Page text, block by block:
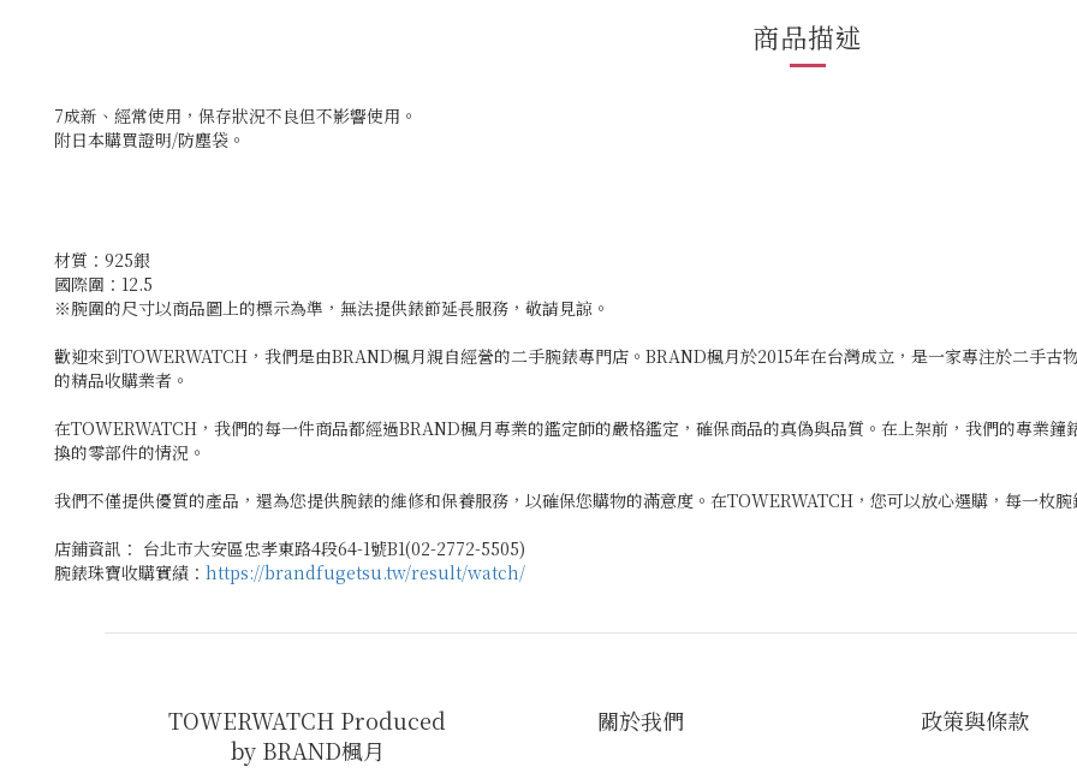
商品描述
7成新、經常使用，保存狀況不良但不影響使用。
附日本購買證明/防塵袋。
材質：925銀
國際圍：12.5
※腕圍的尺寸以商品圖上的標示為準，無法提供錶節延長服務，敬請見諒。
歡迎來到TOWERWATCH，我們是由BRAND楓月親自經營的二手腕錶專門店。BRAND楓月於2015年在台灣成立，是一家專注於二手
的精品收購業者。
在TOWERWATCH，我們的每一件商品都經過BRAND楓月專業的鑑定師的嚴格鑑定，確保商品的真偽與品質。在上架前，我們的專業
換的零部件的情況。
我們不僅提供優質的產品，還為您提供腕錶的維修和保養服務，以確保您購物的滿意度。在TOWERWATCH，您可以放心選購，每一枚
店鋪資訊： 台北市大安區忠孝東路4段64-1號B1(02-2772-5505)
腕錶珠寶收購實績： https://brandfugetsu.tw/result/watch/
TOWERWATCH Produced
by BRAND楓月
關於我們 政策與條款